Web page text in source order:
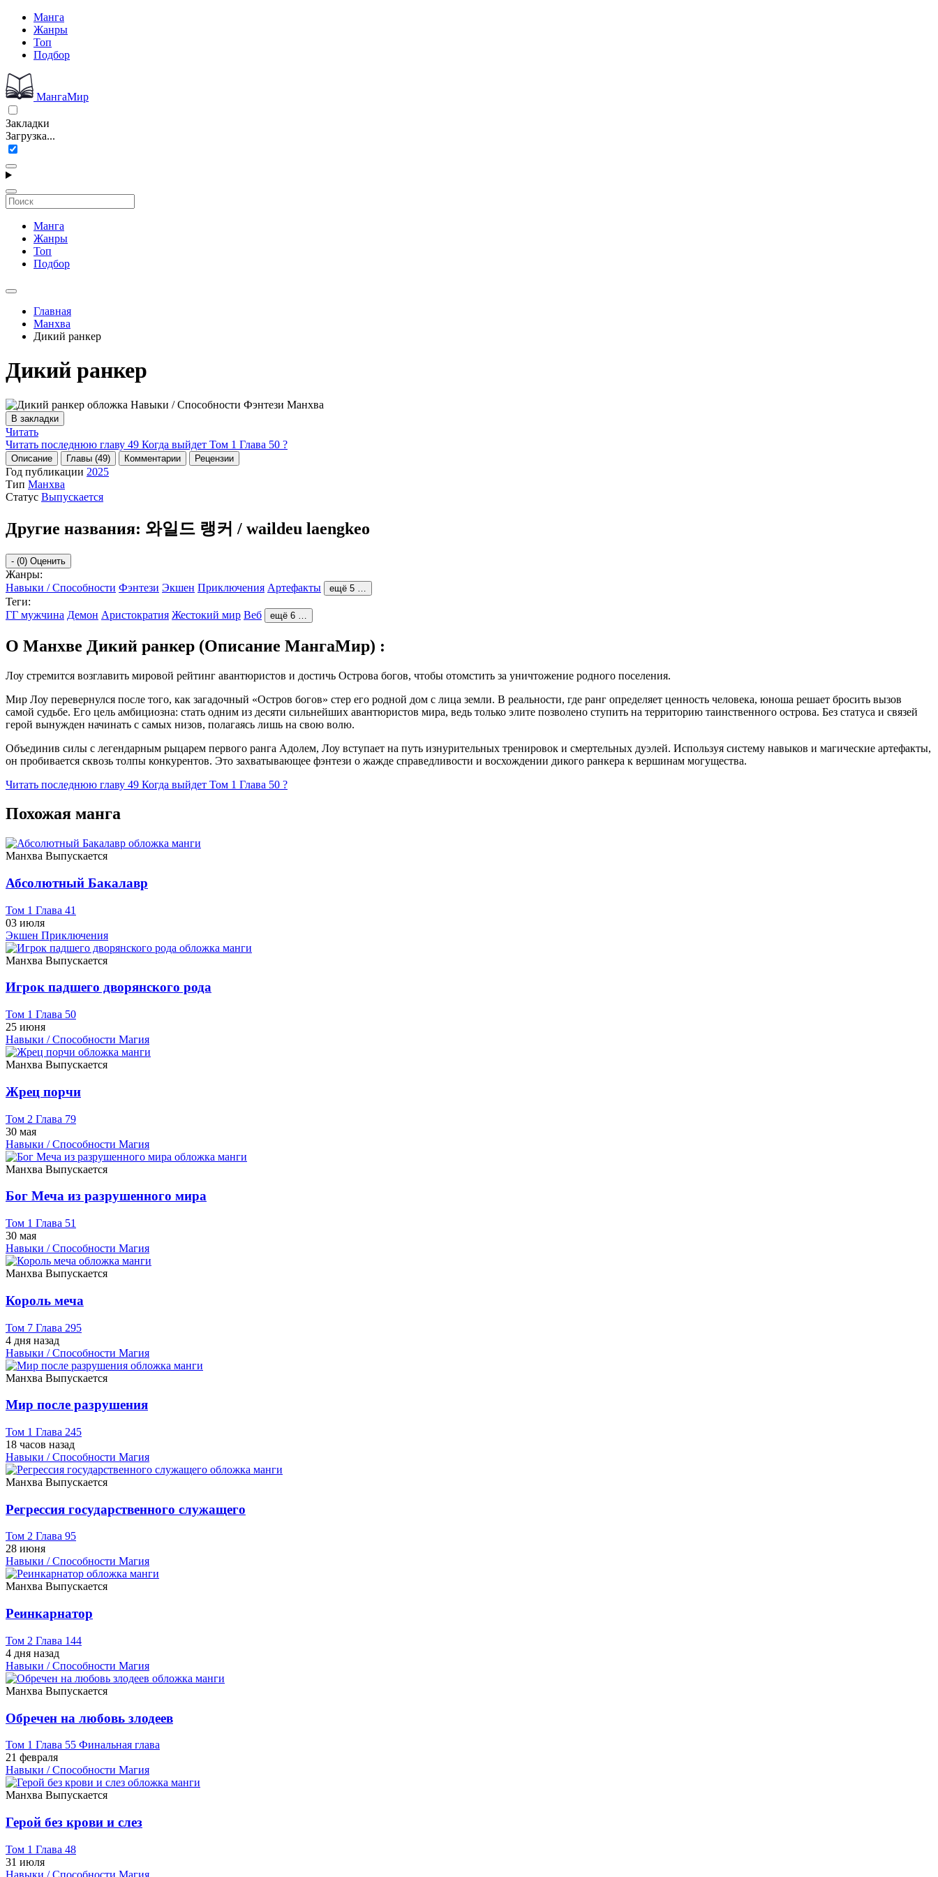
Манга
Жанры
Топ
Подбор
МангаМир
Закладки
Загрузка...
Манга
Жанры
Топ
Подбор
Главная
Манхва
Дикий ранкер
Дикий ранкер
В закладки
Читать
Читать последнюю главу 49 Когда выйдет Том 1 Глава 50 ?
Описание Главы (49) Комментарии Рецензии
Год публикации 2025
Тип Манхва
Статус Выпускается
Другие названия: 와일드 랭커 / waildeu laengkeo
- (0) Оценить
Жанры:
Навыки / Способности Фэнтези Экшен Приключения Артефакты ещё 5 …
Теги:
ГГ мужчина Демон Аристократия Жестокий мир Веб ещё 6 …
О Манхве Дикий ранкер (Описание МангаМир) :
Лоу стремится возглавить мировой рейтинг авантюристов и достичь Острова богов, чтобы отомстить за уничтожение родного поселения.
Мир Лоу перевернулся после того, как загадочный «Остров богов» стер его родной дом с лица земли. В реальности, где ранг определяет ценность человека, юноша решает бросить вызов
самой судьбе. Его цель амбициозна: стать одним из десяти сильнейших авантюристов мира, ведь только элите позволено ступить на территорию таинственного острова. Без статуса и связей
герой вынужден начинать с самых низов, полагаясь лишь на свою волю.
Объединив силы с легендарным рыцарем первого ранга Адолем, Лоу вступает на путь изнурительных тренировок и смертельных дуэлей. Используя систему навыков и магические артефакты,
он пробивается сквозь толпы конкурентов. Это захватывающее фэнтези о жажде справедливости и восхождении дикого ранкера к вершинам могущества.
Читать последнюю главу 49 Когда выйдет Том 1 Глава 50 ?
Похожая манга
Манхва Выпускается
Абсолютный Бакалавр
Том 1 Глава 41
03 июля
Экшен Приключения
Манхва Выпускается
Игрок падшего дворянского рода
Том 1 Глава 50
25 июня
Навыки / Способности Магия
Манхва Выпускается
Жрец порчи
Том 2 Глава 79
30 мая
Навыки / Способности Магия
Манхва Выпускается
Бог Меча из разрушенного мира
Том 1 Глава 51
30 мая
Навыки / Способности Магия
Манхва Выпускается
Король меча
Том 7 Глава 295
4 дня назад
Навыки / Способности Магия
Манхва Выпускается
Мир после разрушения
Том 1 Глава 245
18 часов назад
Навыки / Способности Магия
Манхва Выпускается
Регрессия государственного служащего
Том 2 Глава 95
28 июня
Навыки / Способности Магия
Манхва Выпускается
Реинкарнатор
Том 2 Глава 144
4 дня назад
Навыки / Способности Магия
Манхва Выпускается
Обречен на любовь злодеев
Том 1 Глава 55 Финальная глава
21 февраля
Навыки / Способности Магия
Манхва Выпускается
Герой без крови и слез
Том 1 Глава 48
31 июля
Навыки / Способности Магия